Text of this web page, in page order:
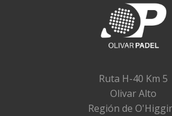
Ruta H-40 Km 5
Olivar Alto
Región de